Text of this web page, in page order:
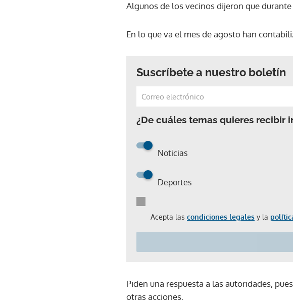
Algunos de los vecinos dijeron que
En lo que va el mes de agosto han
Suscríbete a nuestro boletín
¿De cuáles temas quieres recibir
Noticias
Deportes
Acepta las condiciones legales y la
Piden una respuesta a las autoridades,
otras acciones.